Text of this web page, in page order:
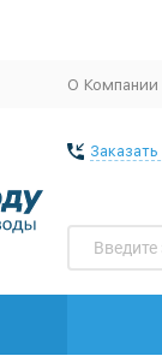
О Компании